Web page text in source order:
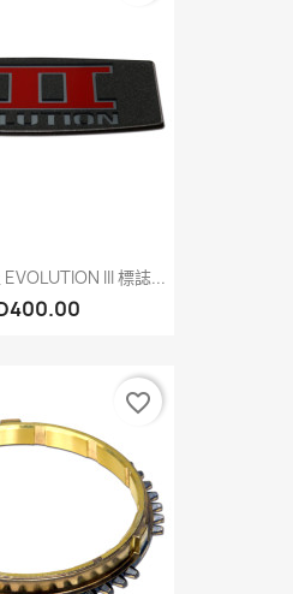
III 標誌...
favorite_border